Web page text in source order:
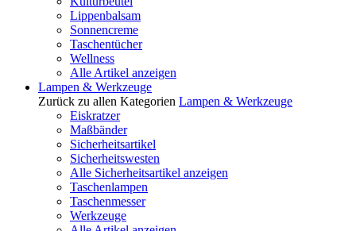
Lippenbalsam
Sonnencreme
Taschentücher
Wellness
Alle Artikel anzeigen
Lampen & Werkzeuge
Zurück zu allen Kategorien Lampen & Werkzeuge
Eiskratzer
Maßbänder
Sicherheitsartikel
Sicherheitswesten
Alle Sicherheitsartikel anzeigen
Taschenlampen
Taschenmesser
Werkzeuge